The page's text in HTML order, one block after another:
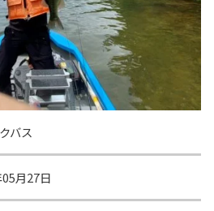
バス
月27日